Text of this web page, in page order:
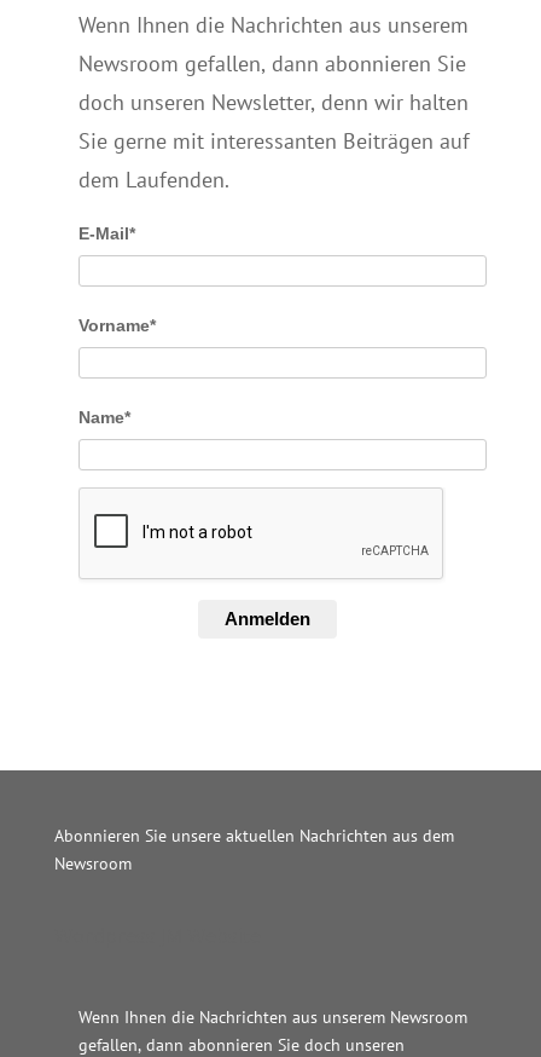
Wenn Ihnen die Nachrichten aus unserem
Newsroom gefallen, dann abonnieren Sie
doch unseren Newsletter, denn wir halten
Sie gerne mit interessanten Beiträgen auf
dem Laufenden.
E-Mail*
Vorname*
Name*
Anmelden
Abonnieren Sie unsere aktuellen Nachrichten aus dem
Newsroom
Wenn Ihnen die Nachrichten aus unserem Newsroom
gefallen, dann abonnieren Sie doch unseren